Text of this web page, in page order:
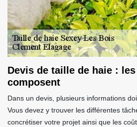
Devis de taille de haie :
composent
Dans un devis, plusieurs informations
Vous devez y trouver les différentes
concrétiser votre projet ainsi que les